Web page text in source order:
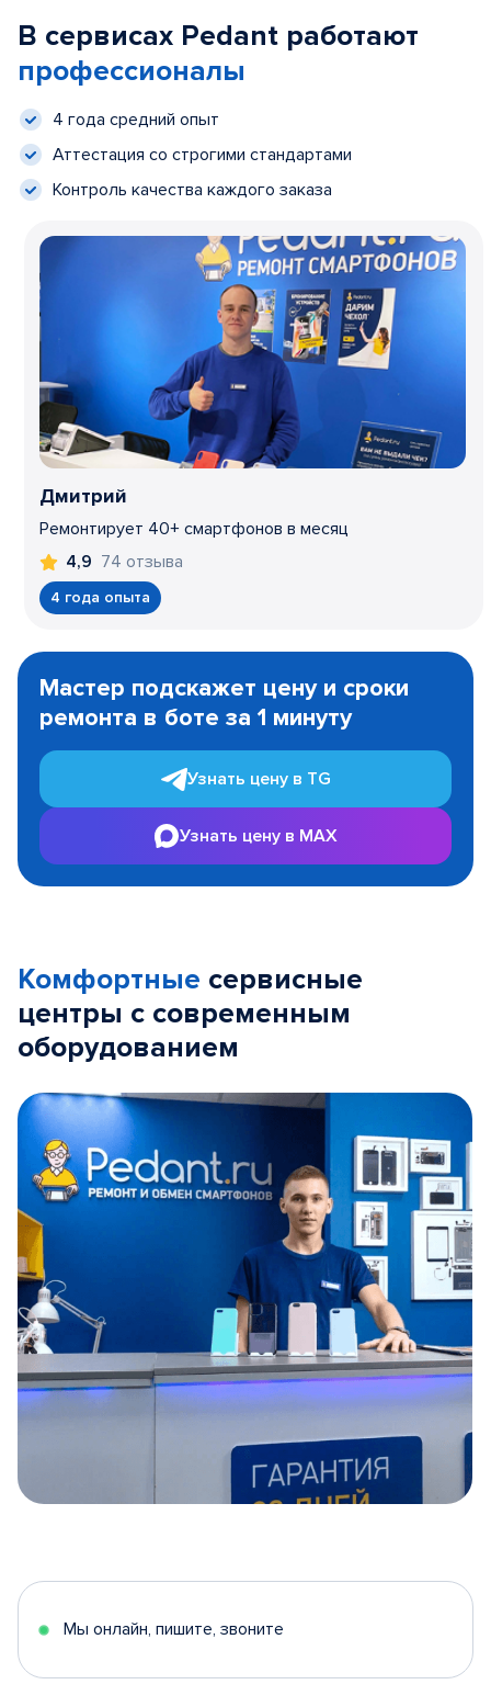
В сервисах Pedant работают
профессионалы
4 года средний опыт
Аттестация со строгими стандартами
Контроль качества каждого заказа
Дмитрий
Ремонтирует 40+ смартфонов в месяц
4,9 74 отзыва
4 года опыта
1
Мастер подскажет цену и сроки
ремонта в боте за 1 минуту
Узнать цену в TG
Узнать цену в MAX
Комфортные сервисные
центры с современным
оборудованием
5
Мы онлайн, пишите, звоните